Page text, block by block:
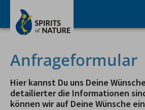
Sommer
Winter
Team & Incentive
Schule & Azubi
Anfrageformular
Hier kannst Du uns Deine
detailierter die Informationen
können wir auf Deine Wünsche